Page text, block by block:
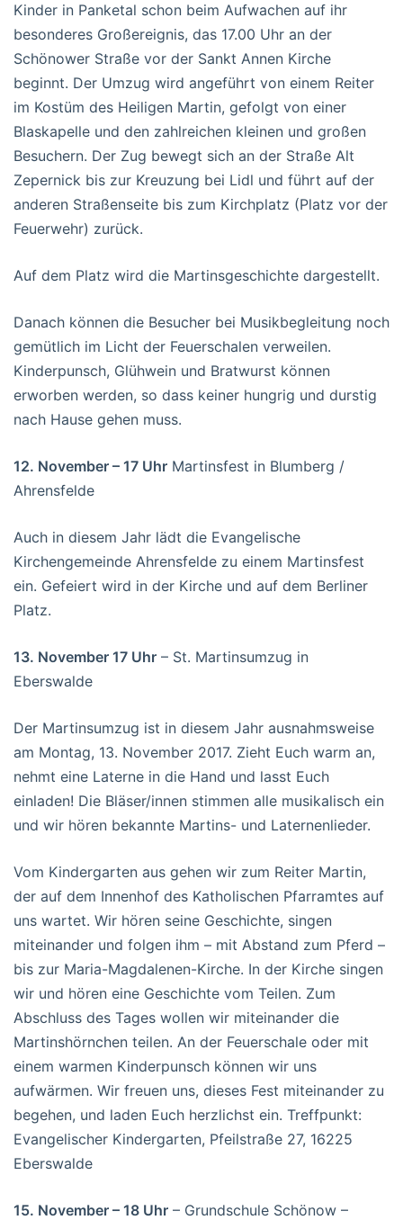
Kinder in Panketal schon beim Aufwachen auf ihr
besonderes Großereignis, das 17.00 Uhr an der
Schönower Straße vor der Sankt Annen Kirche
beginnt. Der Umzug wird angeführt von einem Reiter
im Kostüm des Heiligen Martin, gefolgt von einer
Blaskapelle und den zahlreichen kleinen und großen
Besuchern. Der Zug bewegt sich an der Straße Alt
Zepernick bis zur Kreuzung bei Lidl und führt auf der
anderen Straßenseite bis zum Kirchplatz (Platz vor der
Feuerwehr) zurück.
Auf dem Platz wird die Martinsgeschichte dargestellt.
Danach können die Besucher bei Musikbegleitung noch
gemütlich im Licht der Feuerschalen verweilen.
Kinderpunsch, Glühwein und Bratwurst können
erworben werden, so dass keiner hungrig und durstig
nach Hause gehen muss.
12. November – 17 Uhr Martinsfest in Blumberg /
Ahrensfelde
Auch in diesem Jahr lädt die Evangelische
Kirchengemeinde Ahrensfelde zu einem Martinsfest
ein. Gefeiert wird in der Kirche und auf dem Berliner
Platz.
13. November 17 Uhr – St. Martinsumzug in
Eberswalde
Der Martinsumzug ist in diesem Jahr ausnahmsweise
am Montag, 13. November 2017. Zieht Euch warm an,
nehmt eine Laterne in die Hand und lasst Euch
einladen! Die Bläser/innen stimmen alle musikalisch ein
und wir hören bekannte Martins- und Laternenlieder.
Vom Kindergarten aus gehen wir zum Reiter Martin,
der auf dem Innenhof des Katholischen Pfarramtes auf
uns wartet. Wir hören seine Geschichte, singen
miteinander und folgen ihm – mit Abstand zum Pferd –
bis zur Maria-Magdalenen-Kirche. In der Kirche singen
wir und hören eine Geschichte vom Teilen. Zum
Abschluss des Tages wollen wir miteinander die
Martinshörnchen teilen. An der Feuerschale oder mit
einem warmen Kinderpunsch können wir uns
aufwärmen. Wir freuen uns, dieses Fest miteinander zu
begehen, und laden Euch herzlichst ein. Treffpunkt:
Evangelischer Kindergarten, Pfeilstraße 27, 16225
Eberswalde
15. November – 18 Uhr – Grundschule Schönow –